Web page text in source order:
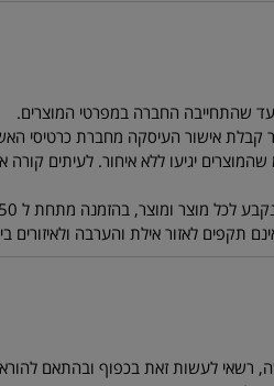
יגיעו ללא איחור. לעיתים קורה